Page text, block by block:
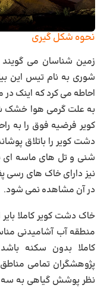
نحوه شکل گیری
زمین شناسان می
‌شوری به نام تیس این
احاطه می ‌کرد که اینک در
به علت گرمی هوا خشک
کویر فرضیه فوق را به
دشت کویر را باتلاق
شنی و تل های ماسه
نیز دارای خاک های
در آن مشاهده نمی شود.
خاک دشت کویر کاملا
منطقه آب آشامیدنی
کاملا بدون سکنه
پژوهشگران تمامی
نظر پوشش گیاهی به